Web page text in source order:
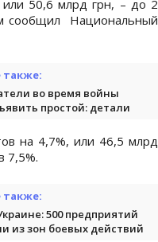
или 50,6 млрд грн, – до 2
сообщил Национальный
также:
во время войны
простой: детали
на 4,7%, или 46,5 млрд
7,5%.
также:
500 предприятий
из зон боевых действий